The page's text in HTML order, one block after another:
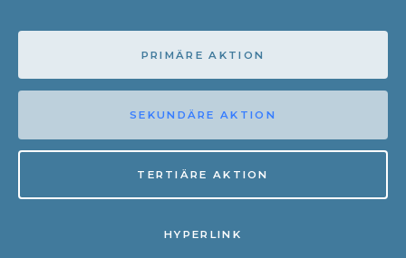
PRIMÄRE AKTION
SEKUNDÄRE AKTION
TERTIÄRE AKTION
HYPERLINK